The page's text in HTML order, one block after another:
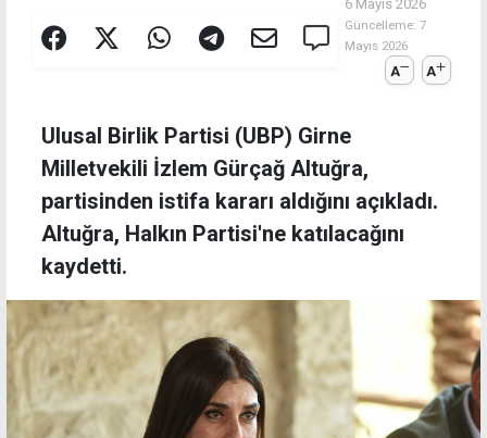
6 Mayıs 2026
Güncelleme: 7
Mayıs 2026
A A
Ulusal Birlik Partisi (UBP) Girne
Milletvekili İzlem Gürçağ Altuğra,
partisinden istifa kararı aldığını açıkladı.
Altuğra, Halkın Partisi'ne katılacağını
kaydetti.